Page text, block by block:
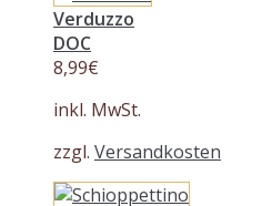
Verduzzo
DOC
8,99€
inkl. MwSt.
zzgl. Versandkosten